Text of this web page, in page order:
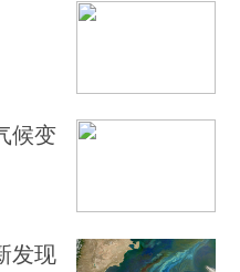
候变
发现